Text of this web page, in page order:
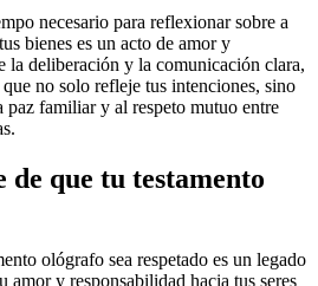
necesario para reflexionar sobre a
bienes es un acto de amor y
la deliberación y la comunicación clara,
no solo refleje tus intenciones, sino
paz familiar y al respeto mutuo entre
de que tu testamento
ológrafo sea respetado es un legado
amor y responsabilidad hacia tus seres